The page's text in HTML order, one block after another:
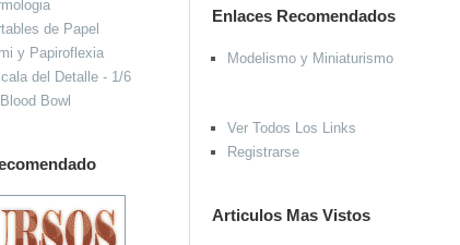
Enlaces Recomendados
Modelismo y Miniaturismo
Ver Todos Los Links
Registrarse
Articulos Mas Vistos
de Papel
y Papiroflexia
del Detalle - 1/6
Bowl